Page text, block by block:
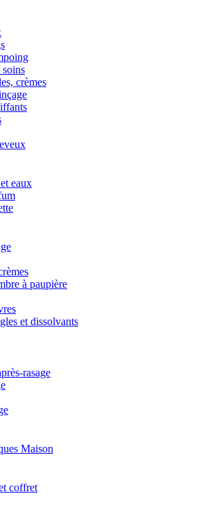
soins
crèmes
eaux
à paupière
et dissolvants
rasage
Maison
coffret